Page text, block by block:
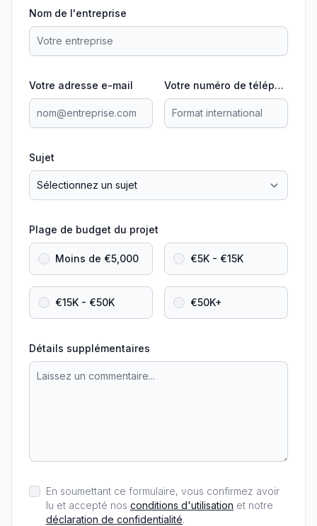
Nom de l'entreprise
Votre adresse e-mail Votre numéro de téléphone
Sujet
Plage de budget du projet
Moins de €5,000 €5K - €15K
€15K - €50K €50K+
Détails supplémentaires
En soumettant ce formulaire, vous confirmez avoir
lu et accepté nos conditions d'utilisation et notre
déclaration de confidentialité.